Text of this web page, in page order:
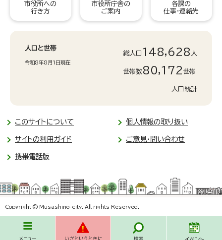
メニュー いざというときに 検索
市役所への
行き方
市役所庁舎の
ご案内
各課の
仕事・連絡先
人口と世帯
令和8年8月1日現在
総人口 148,628 人
世帯数80,172世帯
人口統計
このサイトについて 個人情報の取り扱い
サイトの利用ガイド ご意見・問い合わせ
携帯電話版
Copyright © Musashino-city. All rights Reserved.